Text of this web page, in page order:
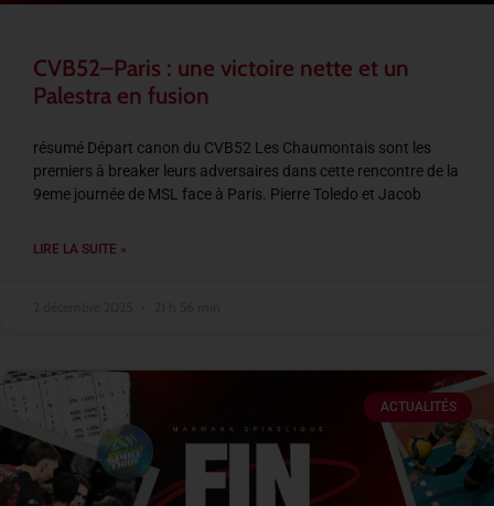
CVB52–Paris : une victoire nette et un
Palestra en fusion
résumé Départ canon du CVB52 Les Chaumontais sont les
premiers à breaker leurs adversaires dans cette rencontre de la
9eme journée de MSL face à Paris. Pierre Toledo et Jacob
LIRE LA SUITE »
ACTUALITÉS